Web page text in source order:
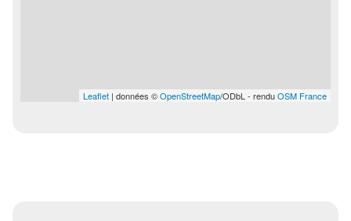
Leaflet | données ©OpenStreetMap/ODbL - renduOSM France